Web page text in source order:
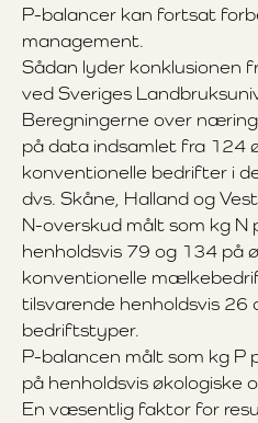
P-balancer kan fortsat
management.
Sådan lyder konklusionen
ved Sveriges
Beregningerne over
på data indsamlet fra 124
konventionelle bedrifter i
dvs. Skåne, Halland og
N-overskud målt som kg N
henholdsvis 79 og 134 på
konventionelle
tilsvarende henholdsvis 26
bedriftstyper.
P-balancen målt som kg P
på henholdsvis økologiske
En væsentlig faktor for